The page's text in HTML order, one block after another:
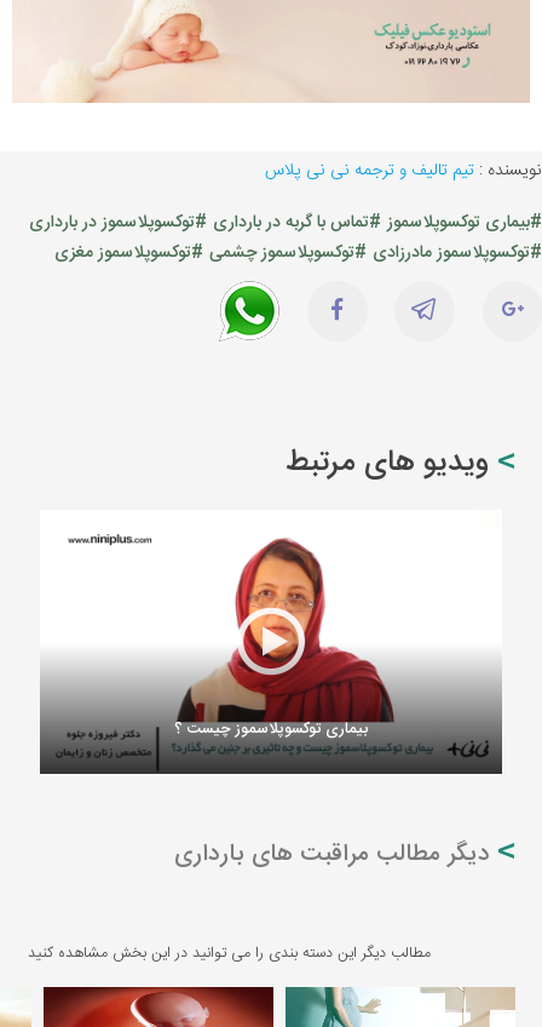
نویسنده : تیم تالیف و ترجمه نی نی پلاس
#بیماری توکسوپلاسموز #تماس با گربه در بارداری #توکسوپلاسموز در بارداری
#توکسوپلاسموز مادرزادی #توکسوپلاسموز چشمی #توکسوپلاسموز مغزی
ویدیو های مرتبط
بیماری توکسوپلاسموز چیست ؟
دیگر مطالب مراقبت های بارداری
مطالب دیگر این دسته بندی را می توانید در این بخش مشاهده کنید